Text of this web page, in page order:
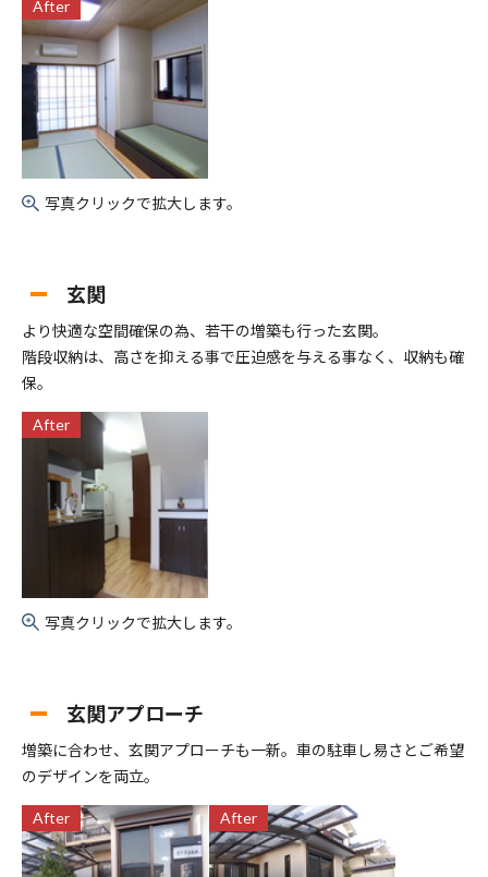
After
写真クリックで拡大します。
玄関
より快適な空間確保の為、若干の増築も行った玄関。
階段収納は、高さを抑える事で圧迫感を与える事なく、収納も確
保。
After
写真クリックで拡大します。
玄関アプローチ
増築に合わせ、玄関アプローチも一新。車の駐車し易さとご希望
のデザインを両立。
After After